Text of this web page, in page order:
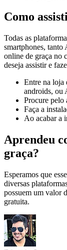
Como
Todas as
smartphones,
online de graça no
deseja assistir e
Entre na loja
androids, ou
Procure pelo
Faça a
Ao acabar a
Aprendeu
graça?
Esperamos que
diversas
possuem um valor
gratuita.